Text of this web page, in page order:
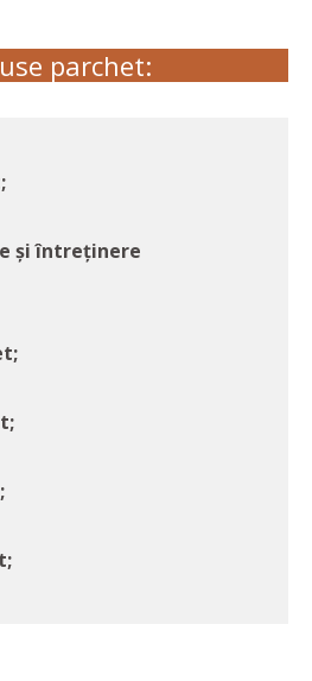
parchet:
și întreținere